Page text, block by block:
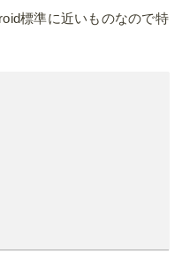
標準に近いものなので特